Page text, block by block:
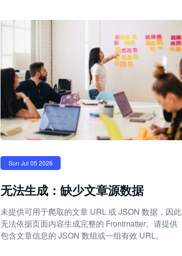
Sun Jul 05 2026
无法生成：缺少文章源数据
未提供可用于爬取的文章 URL 或 JSON 数据，因此
无法依据页面内容生成完整的 Frontmatter。请提供
包含文章信息的 JSON 数组或一组有效 URL。